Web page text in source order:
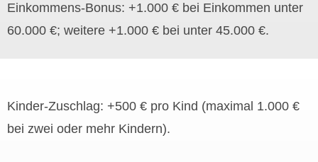
Einkommens-Bonus: +1.000 € bei Einkommen unter
60.000 €; weitere +1.000 € bei unter 45.000 €.
Kinder-Zuschlag: +500 € pro Kind (maximal 1.000 €
bei zwei oder mehr Kindern).